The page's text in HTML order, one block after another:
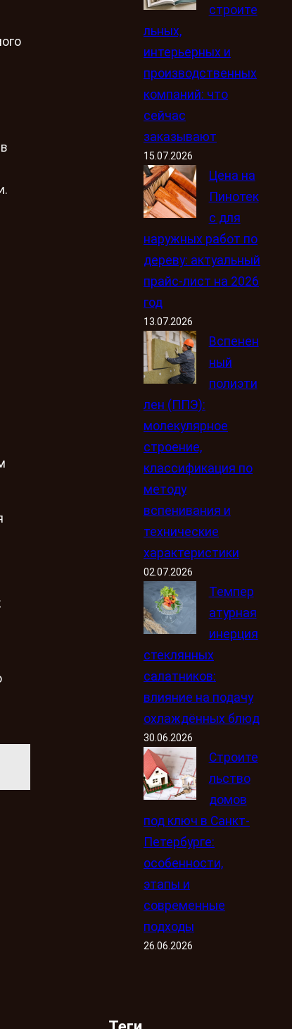
строите
льных,
интерьерных и
производственных
компаний: что
сейчас
заказывают
15.07.2026
Цена на
Пинотек
с для
наружных работ по
дереву: актуальный
прайс-лист на 2026
год
13.07.2026
Вспенен
ный
полиэти
лен (ППЭ):
молекулярное
строение,
классификация по
методу
вспенивания и
технические
характеристики
02.07.2026
Темпер
атурная
инерция
стеклянных
салатников:
влияние на подачу
охлаждённых блюд
30.06.2026
Строите
льство
домов
под ключ в Санкт-
Петербурге:
особенности,
этапы и
современные
подходы
26.06.2026